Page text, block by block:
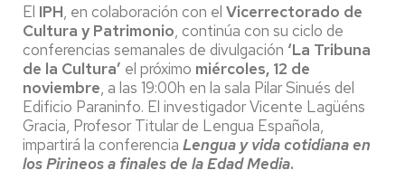
El IPH, en colaboración con el Vicerrectorado de
Cultura y Patrimonio, continúa con su ciclo de
conferencias semanales de divulgación ‘La Tribuna
de la Cultura’ el próximo miércoles, 12 de
noviembre, a las 19:00h en la sala Pilar Sinués del
Edificio Paraninfo. El investigador Vicente Lagüéns
Gracia, Profesor Titular de Lengua Española,
impartirá la conferencia Lengua y vida cotidiana en
los Pirineos a finales de la Edad Media.